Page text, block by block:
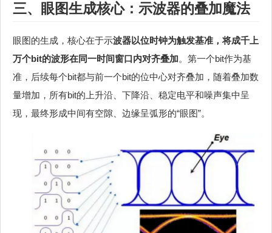
三、眼图生成核心：示波器的叠加魔法
眼图的生成，核心在于示波器以位时钟为触发基准，将成千上
万个bit的波形在同一时间窗口内对齐叠加。第一个bit作为基
准，后续每个bit都与前一个bit的位中心对齐叠加，随着叠加数
量增加，所有bit的上升沿、下降沿、稳定电平和噪声集中呈
现，最终形成中间有空隙、边缘呈弧形的“眼图”。